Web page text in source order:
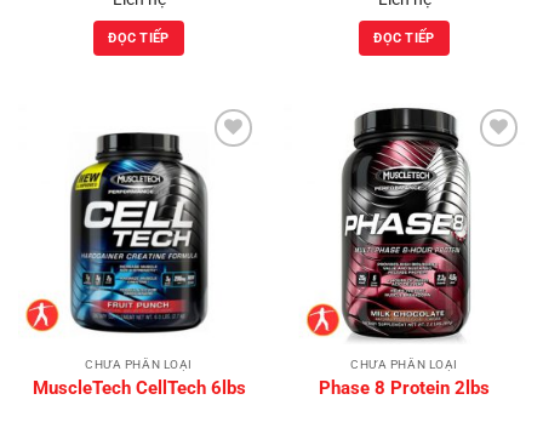
ĐỌC TIẾP ĐỌC TIẾP
Add to
Wishlist
CHƯA PHÂN LOẠI
MuscleTech CellTech 6lbs
Add to
Wishlist
CHƯA PHÂN LOẠI
Phase 8 Protein 2lbs